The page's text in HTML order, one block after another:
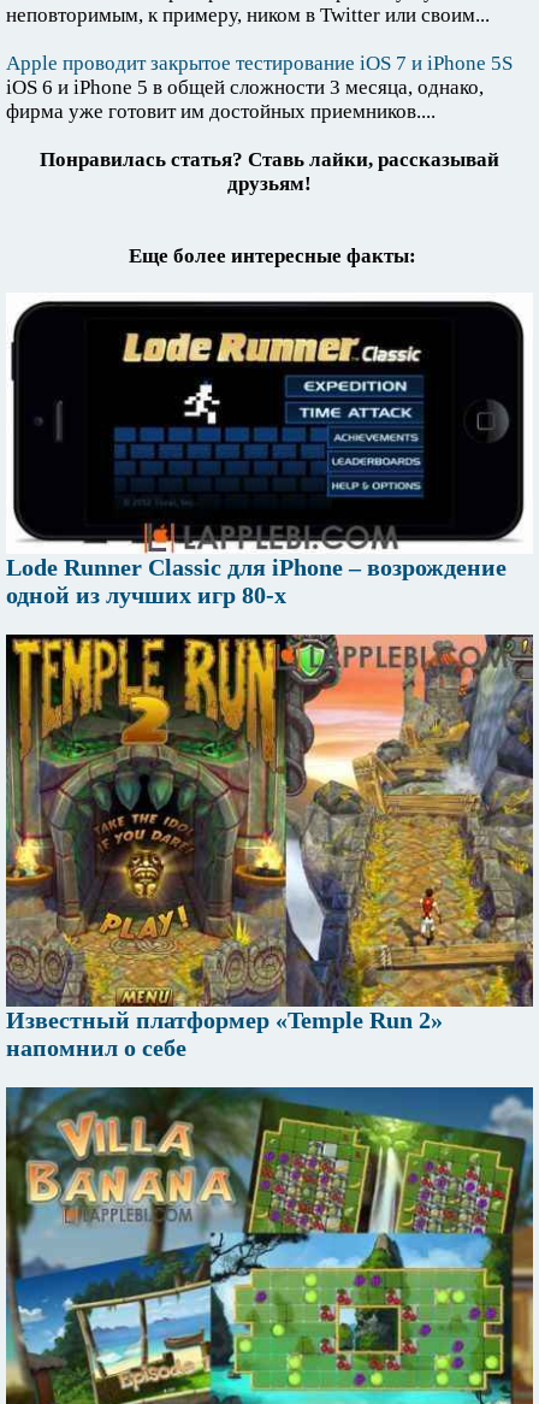
неповторимым, к примеру, ником в Twitter или своим...
Apple проводит закрытое тестирование iOS 7 и iPhone 5S
iOS 6 и iPhone 5 в общей сложности 3 месяца, однако,
фирма уже готовит им достойных приемников....
Понравилась статья? Ставь лайки, рассказывай
друзьям!
Еще более интересные факты:
Lode Runner Classic для iPhone – возрождение
одной из лучших игр 80-х
Известный платформер «Temple Run 2»
напомнил о себе